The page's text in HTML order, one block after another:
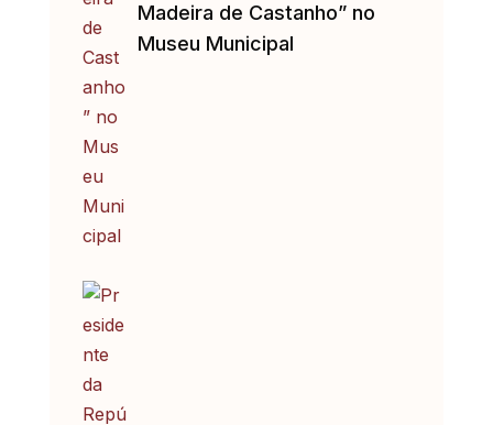
Madeira de Castanho” no
Museu Municipal